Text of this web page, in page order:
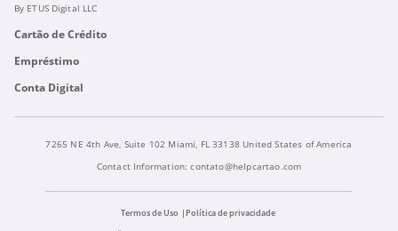
By ETUS Digital LLC
Cartão de Crédito
Empréstimo
Conta Digital
7265 NE 4th Ave, Suite 102 Miami, FL 33138 United States of America
Contact Information:contato@helpcartao.com
Termos de Uso
Política de privacidade